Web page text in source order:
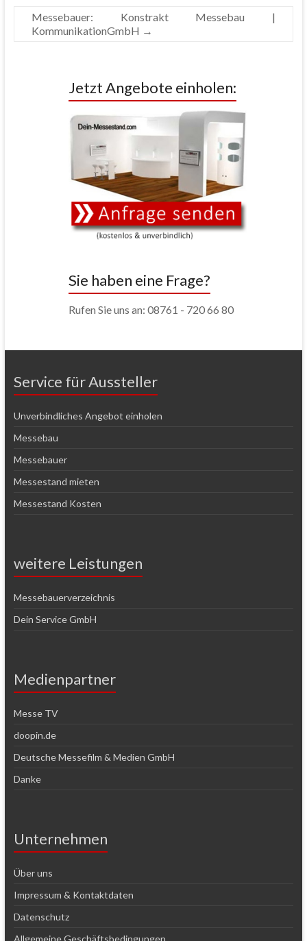
Messebauer: Konstrakt Messebau |
KommunikationGmbH →
Jetzt Angebote einholen:
Sie haben eine Frage?
Rufen Sie uns an: 08761 - 720 66 80
Service für Aussteller
Unverbindliches Angebot einholen
Messebau
Messebauer
Messestand mieten
Messestand Kosten
weitere Leistungen
Messebauerverzeichnis
Dein Service GmbH
Medienpartner
Messe TV
doopin.de
Deutsche Messefilm & Medien GmbH
Danke
Unternehmen
Über uns
Impressum & Kontaktdaten
Datenschutz
Allgemeine Geschäftsbedingungen